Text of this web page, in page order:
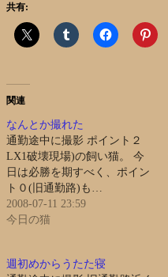
共有:
関連
なんとか撮れた
通勤途中に撮影 ポイント２
LX1破壊現場)の飼い猫。 今
日は必勝を期すべく、ポイン
ト０(旧通勤路)も…
2008-07-11 23:59
今日の猫
週初めからうたた寝